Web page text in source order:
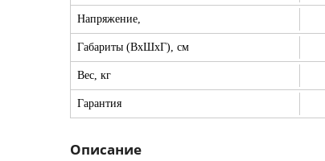
Напряжение,
Габариты (ВхШхГ), см
Вес, кг
Гарантия
Описание